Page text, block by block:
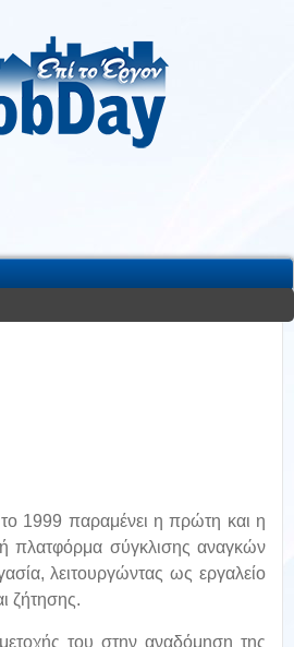
1999 παραμένει η πρώτη και η
πλατφόρμα σύγκλισης αναγκών
λειτουργώντας ως εργαλείο
ζήτησης.
του στην αναδόμηση της